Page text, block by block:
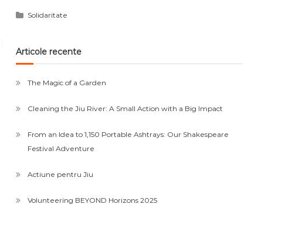
Solidaritate
Articole recente
The Magic of a Garden
Cleaning the Jiu River: A Small Action with a Big Impact
From an Idea to 1,150 Portable Ashtrays: Our Shakespeare
Festival Adventure
Actiune pentru Jiu
Volunteering BEYOND Horizons 2025